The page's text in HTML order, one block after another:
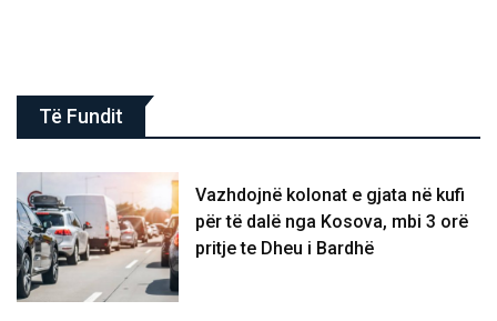
Të Fundit
Vazhdojnë kolonat e gjata në kufi
për të dalë nga Kosova, mbi 3 orë
pritje te Dheu i Bardhë